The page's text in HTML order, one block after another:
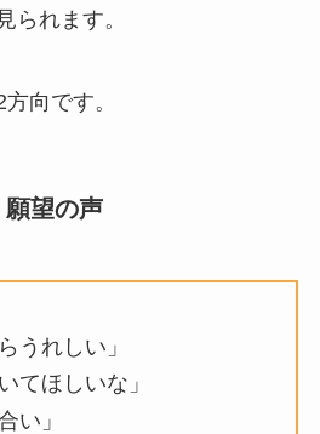
られます。
向です。
望の声
うれしい」
てほしいな」
い」